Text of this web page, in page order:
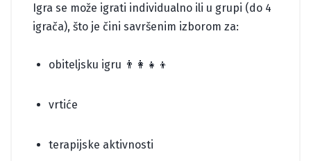
Igra se može igrati individualno ili u grupi (do 4
igrača), što je čini savršenim izborom za:
obiteljsku igru 👨‍👩‍👧‍👦
vrtiće
terapijske aktivnosti